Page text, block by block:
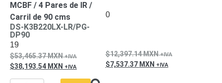
MCBF / 4 Pares de IR /
Carril de 90 cms
DS-K3B220LX-LR/PG-
DP90
19
53,465.37MXN
38,193.54 MXN
0
12,397.14MXN
7,537.37 MXN